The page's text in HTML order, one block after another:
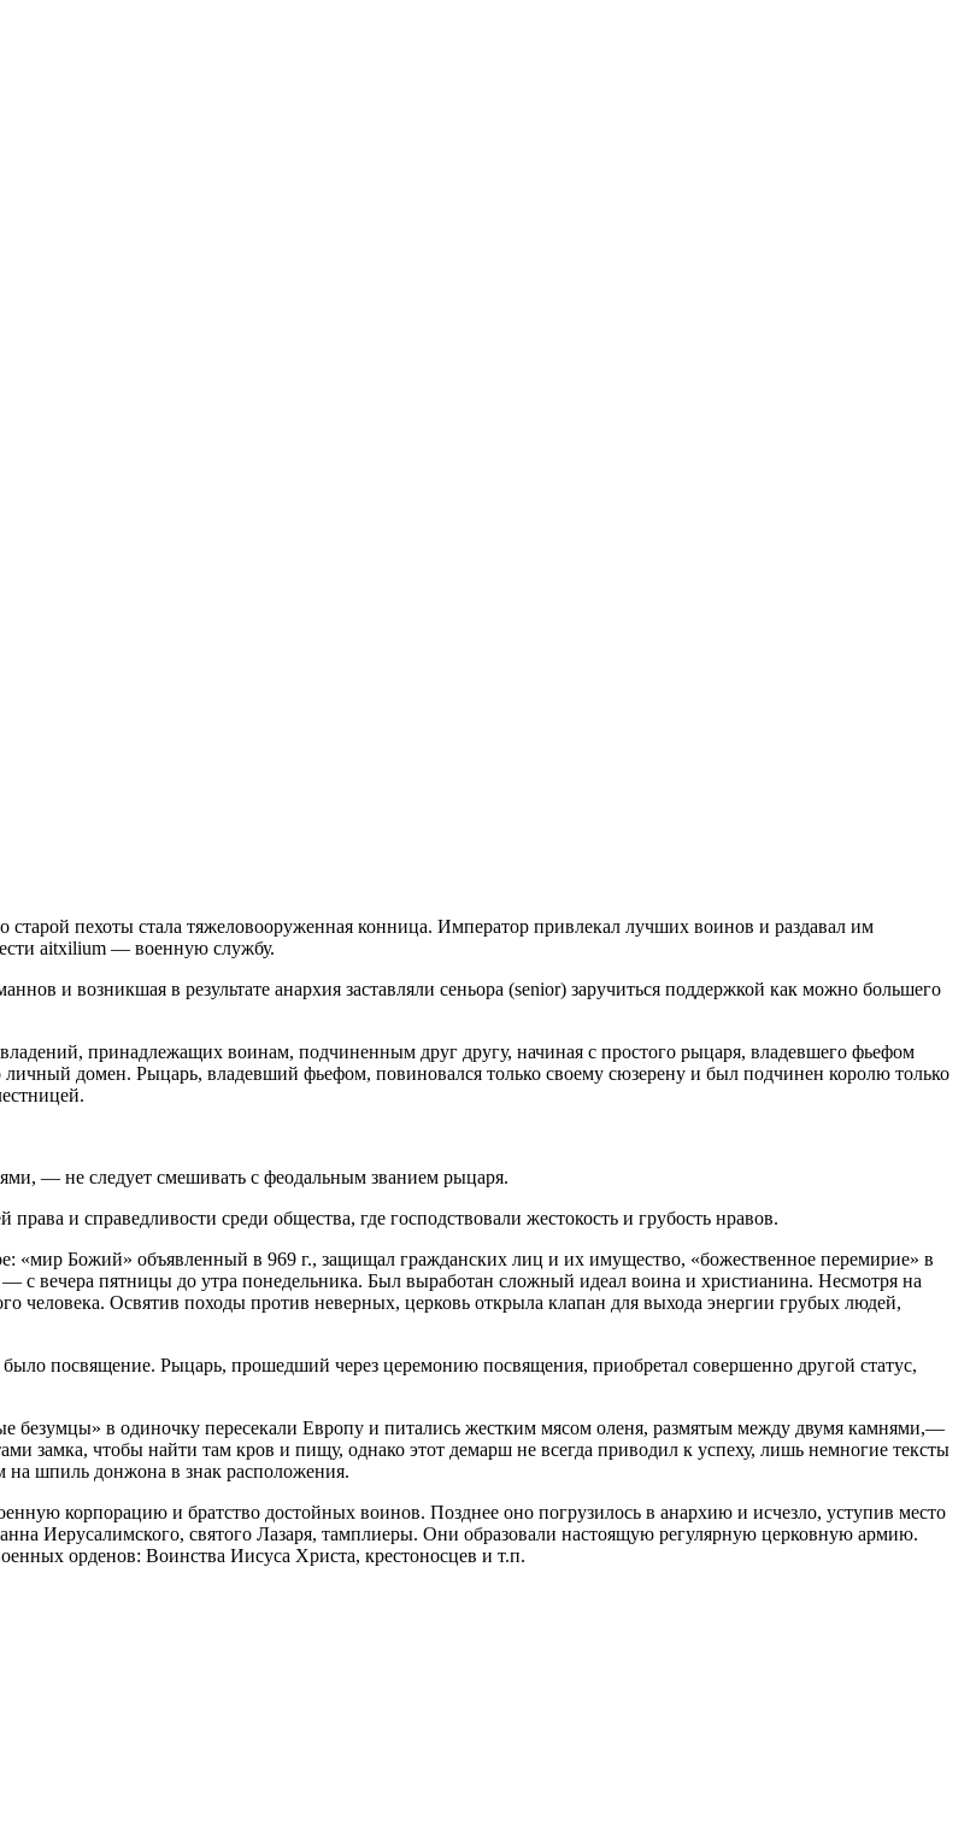
пехоты стала тяжеловооруженная конница. Император привлекал лучших воинов и раздавал им
aitxilium — военную службу.
и возникшая в результате анархия заставляли сеньора (senior) заручиться поддержкой как можно большего
принадлежащих воинам, подчиненным друг другу, начиная с простого рыцаря, владевшего фьефом
личный домен. Рыцарь, владевший фьефом, повиновался только своему сюзерену и был подчинен королю только
— не следует смешивать с феодальным званием рыцаря.
и справедливости среди общества, где господствовали жестокость и грубость нравов.
«мир Божий» объявленный в 969 г., защищал гражданских лиц и их имущество, «божественное перемирие» в
— с вечера пятницы до утра понедельника. Был выработан сложный идеал воина и христианина. Несмотря на
человека. Освятив походы против неверных, церковь открыла клапан для выхода энергии грубых людей,
посвящение. Рыцарь, прошедший через церемонию посвящения, приобретал совершенно другой статус,
в одиночку пересекали Европу и питались жестким мясом оленя, размятым между двумя камнями,—
замка, чтобы найти там кров и пищу, однако этот демарш не всегда приводил к успеху, лишь немногие тексты
на шпиль донжона в знак расположения.
корпорацию и братство достойных воинов. Позднее оно погрузилось в анархию и исчезло, уступив место
Иерусалимского, святого Лазаря, тамплиеры. Они образовали настоящую регулярную церковную армию.
орденов: Воинства Иисуса Христа, крестоносцев и т.п.